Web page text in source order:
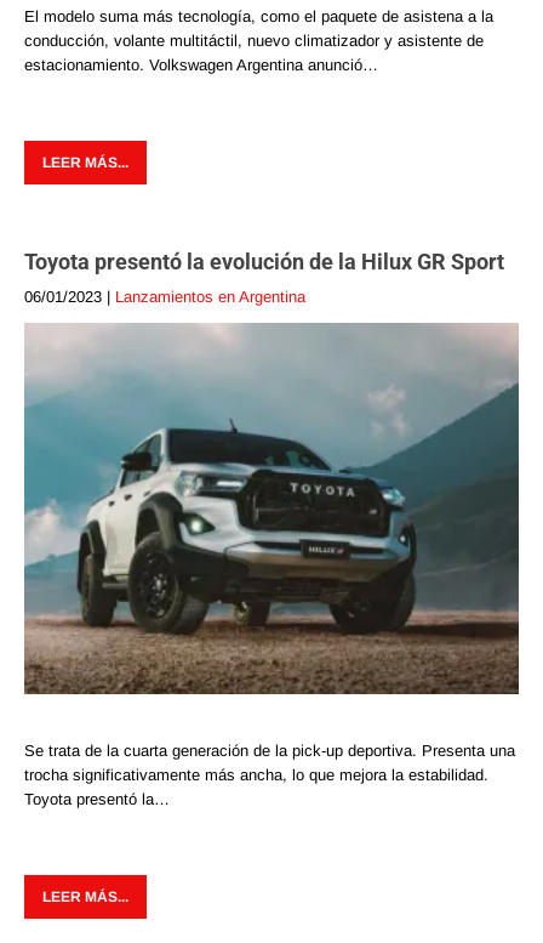
El modelo suma más tecnología, como el paquete de asistena a la
conducción, volante multitáctil, nuevo climatizador y asistente de
estacionamiento. Volkswagen Argentina anunció…
LEER MÁS...
Toyota presentó la evolución de la Hilux GR Sport
06/01/2023 | Lanzamientos en Argentina
Se trata de la cuarta generación de la pick-up deportiva. Presenta una
trocha significativamente más ancha, lo que mejora la estabilidad.
Toyota presentó la…
LEER MÁS...